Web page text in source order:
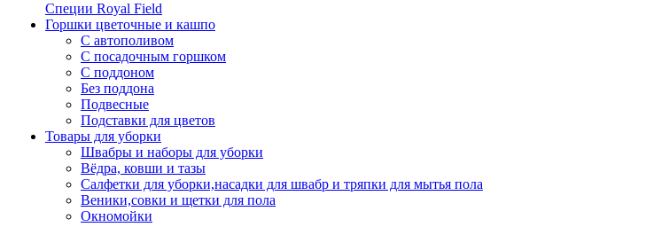
Специи Royal Field
Горшки цветочные и кашпо
С автополивом
С посадочным горшком
С поддоном
Без поддона
Подвесные
Подставки для цветов
Товары для уборки
Швабры и наборы для уборки
Вёдра, ковши и тазы
Салфетки для уборки,насадки для швабр и тряпки для мытья пола
Веники,совки и щетки для пола
Окномойки